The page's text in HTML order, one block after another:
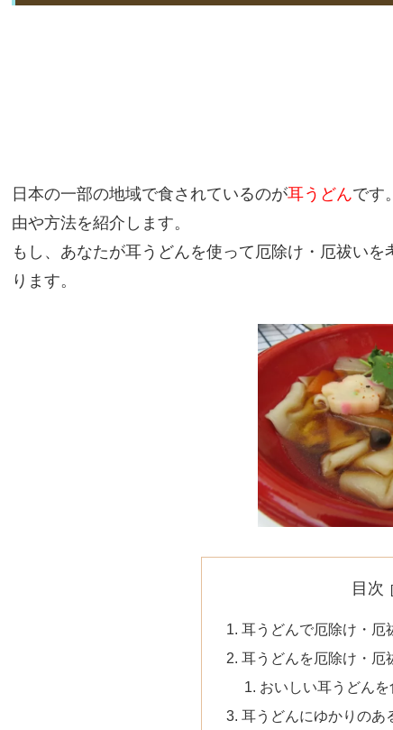
日本の一部の地域で食されているのが耳うどんです
由や方法を紹介します。
もし、あなたが耳うどんを使って厄除け・厄祓い
ります。
目次
耳うどんで厄除け・厄
耳うどんを厄除け・厄
おいしい耳うどんを
耳うどんにゆかりのあ